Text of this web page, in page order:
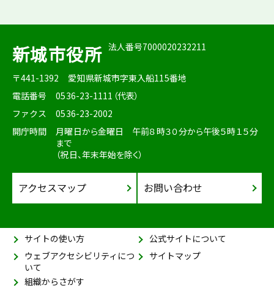
新城市役所 法人番号7000020232211
〒441-1392
愛知県新城市字東入船115番地
電話番号
0536-23-1111（代表）
ファクス
0536-23-2002
開庁時間
月曜日から金曜日 午前８時３０分から午後５時１５分
まで
（祝日、年末年始を除く）
アクセスマップ お問い合わせ
サイトの使い方
公式サイトについて
ウェブアクセシビリティにつ
いて
サイトマップ
組織からさがす